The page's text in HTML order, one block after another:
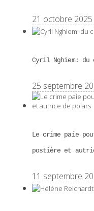
21 octobre 2025
Cyril Nghiem:
25 septembre
Le crime paie
postière et
11 septembre